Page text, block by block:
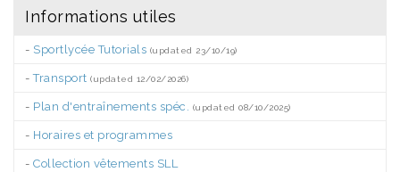
Informations utiles
- Sportlycée Tutorials (updated 23/10/19)
-Transport (updated 12/02/2026)
- Plan d'entraînements spéc. (updated 08/10/2025)
- Horaires et programmes
- Collection vêtements SLL